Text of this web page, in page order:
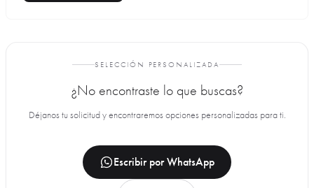
SELECCIÓN PERSONALIZADA
¿No encontraste lo que buscas?
Déjanos tu solicitud y encontraremos opciones personalizadas para ti.
Escribir por WhatsApp